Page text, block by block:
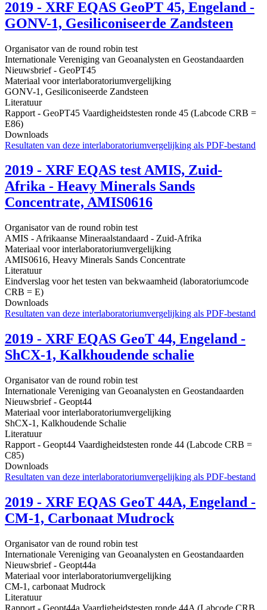
2019 - XRF EQAS GeoPT 45, Engeland -
GONV-1, Gesiliconiseerde Zandsteen
Organisator van de round robin test
Internationale Vereniging van Geoanalysten en Geostandaarden
Nieuwsbrief - GeoPT45
Materiaal voor interlaboratoriumvergelijking
GONV-1, Gesiliconiseerde Zandsteen
Literatuur
Rapport - GeoPT45 Vaardigheidstesten ronde 45 (Labcode CRB =
E86)
Downloads
Resultaten van deze interlaboratoriumvergelijking als PDF-bestand
2019 - XRF EQAS test AMIS, Zuid-
Afrika - Heavy Minerals Sands
Concentrate, AMIS0616
Organisator van de round robin test
AMIS - Afrikaanse Mineraalstandaard - Zuid-Afrika
Materiaal voor interlaboratoriumvergelijking
AMIS0616, Heavy Minerals Sands Concentrate
Literatuur
Eindverslag voor het testen van bekwaamheid (laboratoriumcode
CRB = E)
Downloads
Resultaten van deze interlaboratoriumvergelijking als PDF-bestand
2019 - XRF EQAS GeoT 44, Engeland -
ShCX-1, Kalkhoudende schalie
Organisator van de round robin test
Internationale Vereniging van Geoanalysten en Geostandaarden
Nieuwsbrief - Geopt44
Materiaal voor interlaboratoriumvergelijking
ShCX-1, Kalkhoudende Schalie
Literatuur
Rapport - Geopt44 Vaardigheidstesten ronde 44 (Labcode CRB =
C85)
Downloads
Resultaten van deze interlaboratoriumvergelijking als PDF-bestand
2019 - XRF EQAS GeoT 44A, Engeland -
CM-1, Carbonaat Mudrock
Organisator van de round robin test
Internationale Vereniging van Geoanalysten en Geostandaarden
Nieuwsbrief - Geopt44a
Materiaal voor interlaboratoriumvergelijking
CM-1, carbonaat Mudrock
Literatuur
Rapport - Geopt44a Vaardigheidstesten ronde 44A (Labcode CRB